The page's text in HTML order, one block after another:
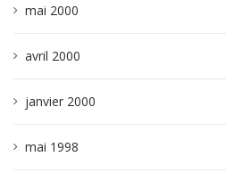
mai 2000
avril 2000
janvier 2000
mai 1998